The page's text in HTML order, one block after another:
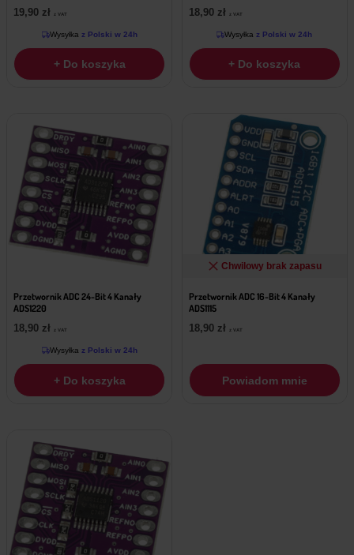
19,90 zł z VAT
Wysyłka z Polski w 24h
+ Do koszyka
18,90 zł z VAT
Wysyłka z Polski w 24h
+ Do koszyka
Przetwornik ADC 24-Bit 4 Kanały
ADS1220
18,90 zł z VAT
Wysyłka z Polski w 24h
+ Do koszyka
Chwilowy brak zapasu
Przetwornik ADC 16-Bit 4 Kanały
ADS1115
18,90 zł z VAT
Powiadom mnie